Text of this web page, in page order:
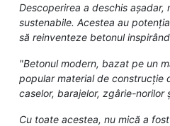
Descoperirea a deschis
sustenabile. Acestea au
să reinventeze betonul
"Betonul modern, bazat pe un
popular material de construcție
caselor, barajelor, zgârie-norilor
Cu toate acestea, nu mică a